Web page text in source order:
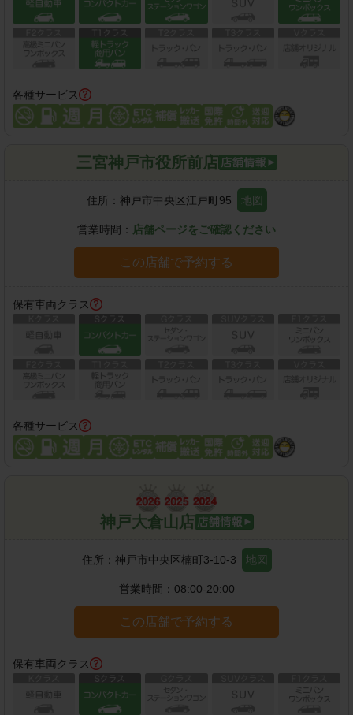
各種サービス
三宮神戸市役所前店
住所： 神戸市中央区江戸町95 地図
営業時間： 店舗ページをご確認ください
この店舗で予約する
保有車両クラス
各種サービス
神戸大倉山店
住所： 神戸市中央区楠町3-10-3 地図
営業時間： 08:00-20:00
この店舗で予約する
保有車両クラス